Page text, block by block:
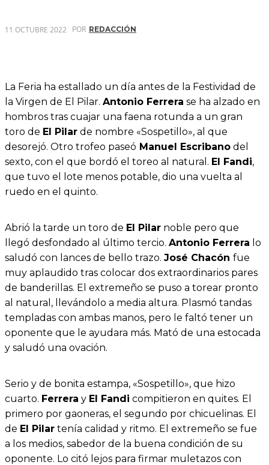
11 OCTUBRE 2022 POR REDACCIÓN
La Feria ha estallado un día antes de la Festividad de
la Virgen de El Pilar. Antonio Ferrera se ha alzado en
hombros tras cuajar una faena rotunda a un gran
toro de El Pilar de nombre «Sospetillo», al que
desorejó. Otro trofeo paseó Manuel Escribano del
sexto, con el que bordó el toreo al natural. El Fandi,
que tuvo el lote menos potable, dio una vuelta al
ruedo en el quinto.
Abrió la tarde un toro de El Pilar noble pero que
llegó desfondado al último tercio. Antonio Ferrera lo
saludó con lances de bello trazo. José Chacón fue
muy aplaudido tras colocar dos extraordinarios pares
de banderillas. El extremeño se puso a torear pronto
al natural, llevándolo a media altura. Plasmó tandas
templadas con ambas manos, pero le faltó tener un
oponente que le ayudara más. Mató de una estocada
y saludó una ovación.
Serio y de bonita estampa, «Sospetillo», que hizo
cuarto. Ferrera y El Fandi compitieron en quites. El
primero por gaoneras, el segundo por chicuelinas. El
de El Pilar tenía calidad y ritmo. El extremeño se fue
a los medios, sabedor de la buena condición de su
oponente. Lo citó lejos para firmar muletazos con